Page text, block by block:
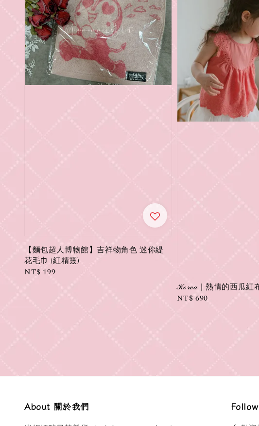
【麵包超人博物館】吉祥物角色 迷你緹
花毛巾 (紅精靈)
Regular
NT$ 199
𝒦ℴ𝓇ℯ𝒶｜熱情的西瓜紅
Regular
NT$ 690
About 關於我們